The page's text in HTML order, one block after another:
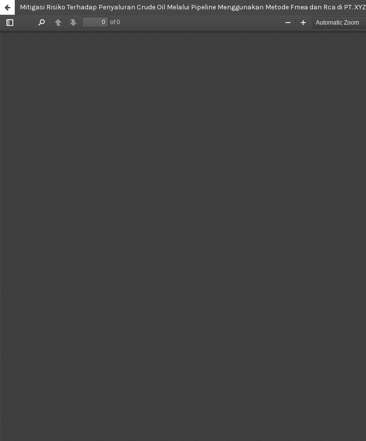
Mitigasi Risiko Terhadap Penyaluran Crude Oil Melalui Pipeline Menggunakan Metode Fmea dan Rca di PT. XYZ